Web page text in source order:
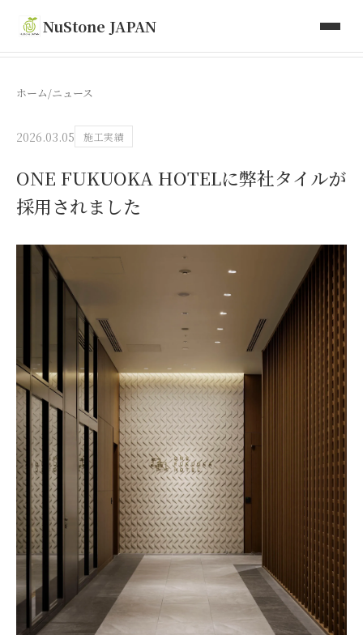
NuStone JAPAN
Toki Artisan Tiles
会社情報
お問い合わせ
ホーム/ニュース
2026.03.05 施工実績
ONE FUKUOKA HOTELに弊社タイルが
採用されました